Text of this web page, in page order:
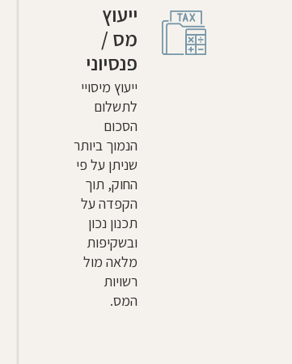
ייעוץ
מס /
פנסיוני
ייעוץ מיסויי
לתשלום
הסכום
הנמוך ביותר
שניתן על פי
החוק, תוך
הקפדה על
תכנון נכון
ובשקיפות
מלאה מול
רשויות
המס.